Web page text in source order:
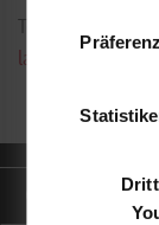
Daten
haben
Quicklinks